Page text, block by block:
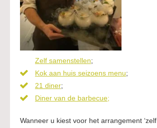
Zelf samenstellen;
Kok aan huis seizoens menu;
21 diner;
Diner van de barbecue;
Wanneer u kiest voor het arrangement ‘zelf